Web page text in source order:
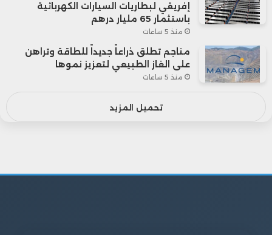
إفريقي لبطاريات السيارات الكهربائية
باستثمار 65 مليار درهم
منذ 5 ساعات
مناجم تطلق ذراعاً جديداً للطاقة وتراهن
على الغاز الطبيعي لتعزيز نموها
منذ 5 ساعات
تحميل المزيد